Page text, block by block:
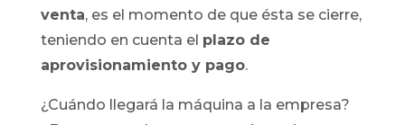
venta, es el momento de que ésta se cierre,
teniendo en cuenta el plazo de
aprovisionamiento y pago.
¿Cuándo llegará la máquina a la empresa?